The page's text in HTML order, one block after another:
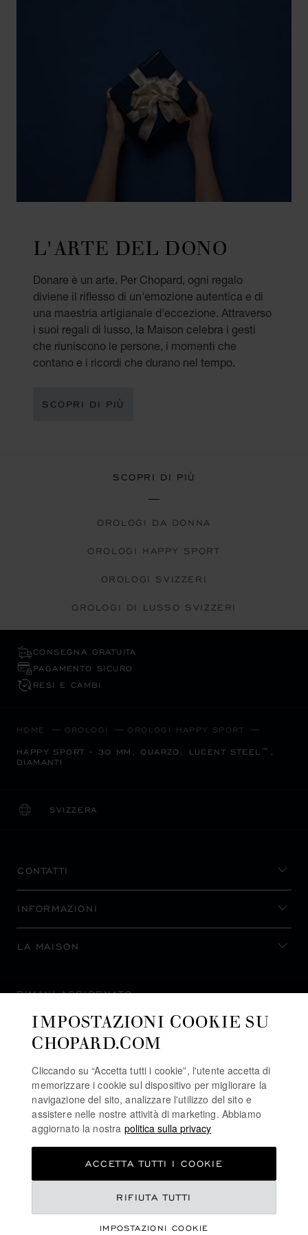
L'ARTE DEL DONO
Donare è un arte. Per Chopard, ogni regalo
diviene il riflesso di un'emozione autentica e di
una maestria artigianale d'eccezione. Attraverso
i suoi regali di lusso, la Maison celebra i gesti
che riuniscono le persone, i momenti che
contano e i ricordi che durano nel tempo.
SCOPRI DI PIÙ
SCOPRI DI PIÙ
OROLOGI DA DONNA
OROLOGI HAPPY SPORT
OROLOGI SVIZZERI
OROLOGI DI LUSSO SVIZZERI
CONSEGNA GRATUITA
PAGAMENTO SICURO
RESI E CAMBI
HOME OROLOGI OROLOGI HAPPY SPORT
HAPPY SPORT - 30 MM, QUARZO, LUCENT STEEL™,
DIAMANTI
SVIZZERA
LOCALIZZAZIONE (CAMBIA PAESE)
CAMBIA PAESE
CONTATTI
INFORMAZIONI
LA MAISON
RIMANI AGGIORNATO
ISCRIVITI ALLA NEWSLETTER
POLITICA SUI COOKIE
IMPOSTAZIONI COOKIE SU
CHOPARD.COM
Cliccando su “Accetta tutti i cookie”, l'utente accetta di
memorizzare i cookie sul dispositivo per migliorare la
navigazione del sito, analizzare l'utilizzo del sito e
assistere nelle nostre attività di marketing. Abbiamo
aggiornato la nostra politica sulla privacy
IMPOSTAZIONI COOKIE
RIFIUTA TUTTI
ACCETTA TUTTI I COOKIE